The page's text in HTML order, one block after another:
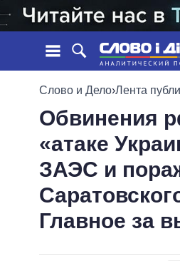
ЛЕНТА
СОБЫТИЯ
СТАТЬИ
ОБЗОРЫ
ДАЙДЖЕСТЫ
ПРЕЗИДЕНТ И ОФИС
ВЕРХОВНАЯ РАДА
ВИДЕО
Слово и Дело›Лента
Обвинения
«атаке
ЗАЭС и
Главное за